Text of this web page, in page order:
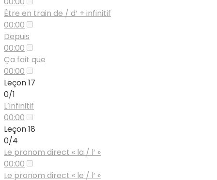
Être en train de / d’ + infinitif
00:00
Depuis
00:00
Ça fait que
00:00
Leçon 17
0/1
L’infinitif
00:00
Leçon 18
0/4
Le pronom direct « la / l’ »
00:00
Le pronom direct « le / l’ »